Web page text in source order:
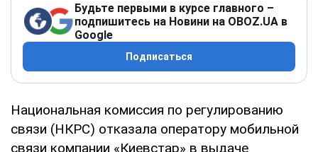
Будьте первыми в курсе главного –
подпишитесь на Новини на OBOZ.UA в
Google
Подписаться
Национальная комиссия по регулированию
связи (НКРС) отказала оператору мобильной
связи компании «Киевстар» в выдаче